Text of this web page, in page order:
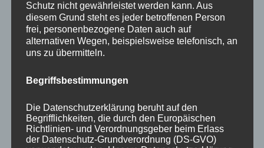
KATEGORIEN
Aktuelles vom MP
Allgemein
Impulse zur persönlichen Reflexion
Naturfoto-Blog
Schutz nicht gewährleistet werden kann. Aus
diesem Grund steht es jeder betroffenen Person
frei, personenbezogene Daten auch auf
alternativen Wegen, beispielsweise telefonisch, an
uns zu übermitteln.
Begriffsbestimmungen
Die Datenschutzerklärung beruht auf den
Begrifflichkeiten, die durch den Europäischen
Richtlinien- und Verordnungsgeber beim Erlass
der Datenschutz-Grundverordnung (DS-GVO)